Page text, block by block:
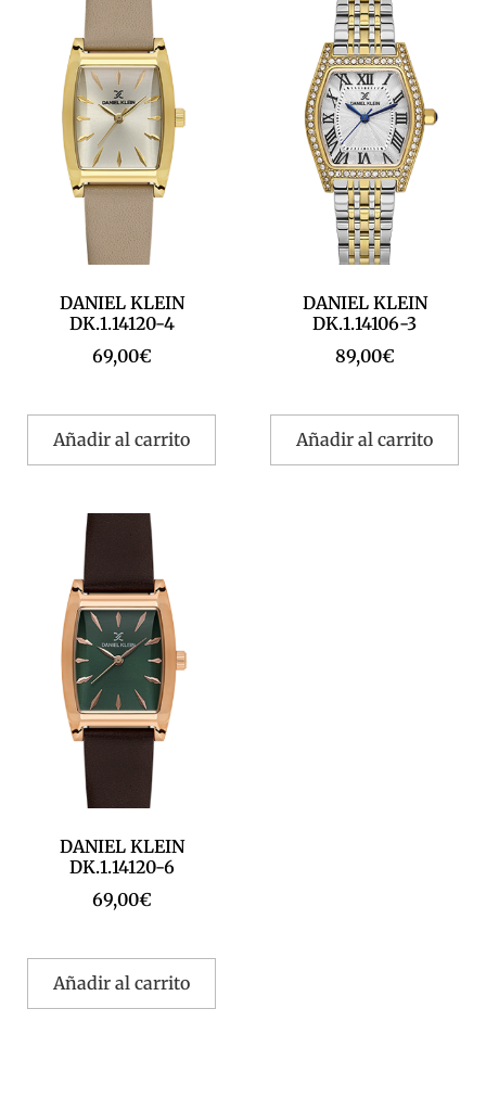
DANIEL KLEIN
DK.1.14120-4
69,00€
Añadir al carrito
DANIEL KLEIN
DK.1.14106-3
89,00€
Añadir al carrito
DANIEL KLEIN
DK.1.14120-6
69,00€
Añadir al carrito